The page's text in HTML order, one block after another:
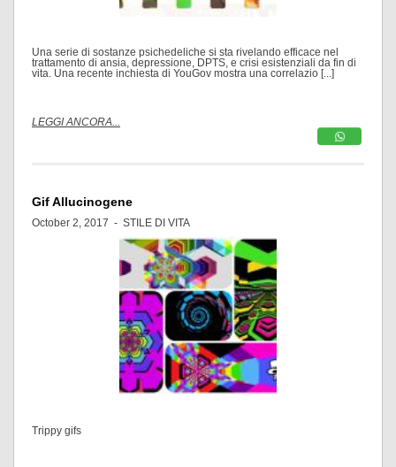
Una serie di sostanze psichedeliche si sta rivelando efficace nel
trattamento di ansia, depressione, DPTS, e crisi esistenziali da fin di
vita. Una recente inchiesta di YouGov mostra una correlazio [...]
LEGGI ANCORA...
Gif Allucinogene
October 2, 2017 - STILE DI VITA
Trippy gifs